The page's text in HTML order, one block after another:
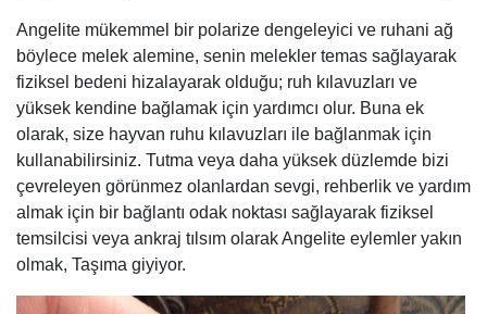
Angelite mükemmel bir polarize dengeleyici ve ruhani ağ
böylece melek alemine, senin melekler temas sağlayarak
fiziksel bedeni hizalayarak olduğu; ruh kılavuzları ve
yüksek kendine bağlamak için yardımcı olur. Buna ek
olarak, size hayvan ruhu kılavuzları ile bağlanmak için
kullanabilirsiniz. Tutma veya daha yüksek düzlemde bizi
çevreleyen görünmez olanlardan sevgi, rehberlik ve yardım
almak için bir bağlantı odak noktası sağlayarak fiziksel
temsilcisi veya ankraj tılsım olarak Angelite eylemler yakın
olmak, Taşıma giyiyor.